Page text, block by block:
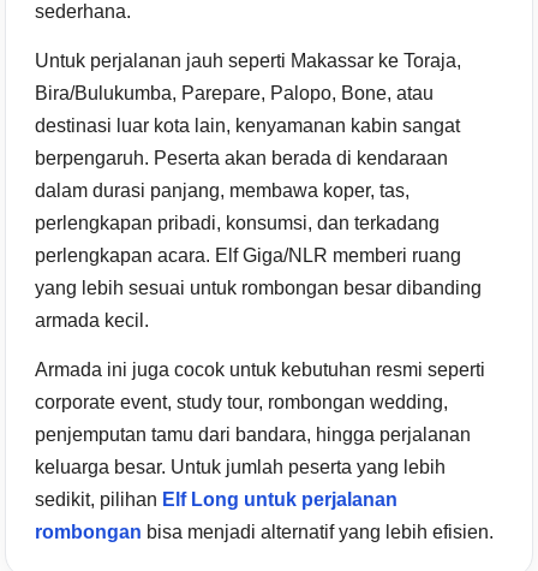
sederhana.
Untuk perjalanan jauh seperti Makassar ke Toraja,
Bira/Bulukumba, Parepare, Palopo, Bone, atau
destinasi luar kota lain, kenyamanan kabin sangat
berpengaruh. Peserta akan berada di kendaraan
dalam durasi panjang, membawa koper, tas,
perlengkapan pribadi, konsumsi, dan terkadang
perlengkapan acara. Elf Giga/NLR memberi ruang
yang lebih sesuai untuk rombongan besar dibanding
armada kecil.
Armada ini juga cocok untuk kebutuhan resmi seperti
corporate event, study tour, rombongan wedding,
penjemputan tamu dari bandara, hingga perjalanan
keluarga besar. Untuk jumlah peserta yang lebih
sedikit, pilihan Elf Long untuk perjalanan
rombongan bisa menjadi alternatif yang lebih efisien.